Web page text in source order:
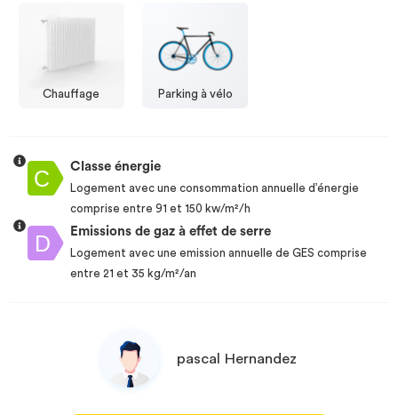
Chauffage Parking à vélo
Classe énergie
Logement avec une consommation annuelle d’énergie
comprise entre 91 et 150 kw/m²/h
Emissions de gaz à effet de serre
Logement avec une emission annuelle de GES comprise
entre 21 et 35 kg/m²/an
pascal Hernandez